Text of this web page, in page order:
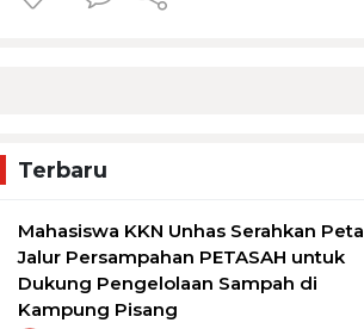
Terbaru
Mahasiswa KKN Unhas Serahkan Peta
Jalur Persampahan PETASAH untuk
Dukung Pengelolaan Sampah di
Kampung Pisang